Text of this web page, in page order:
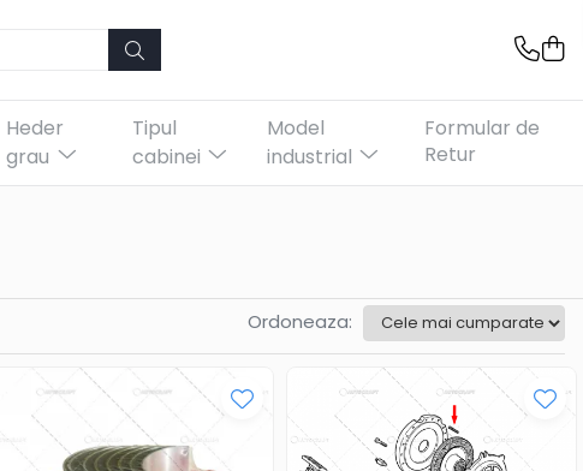
Heder
grau
Tipul
cabinei
Model
industrial
Formular de
Retur
Ordoneaza: